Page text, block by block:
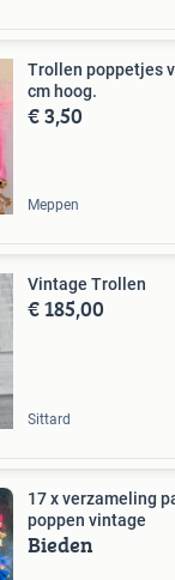
Trollen poppetjes
cm hoog.
€ 3,50
Meppen
Vintage Trollen
€ 185,00
Sittard
17 x verzameling
poppen vintage
Bieden